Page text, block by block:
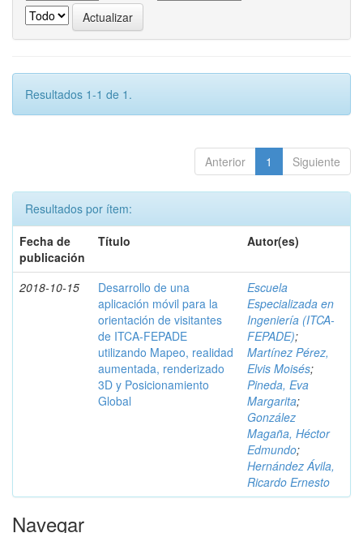
Resultados 1-1 de 1.
Anterior 1 Siguiente
Resultados por ítem:
Fecha de
publicación
Título Autor(es)
2018-10-15
Desarrollo de una
aplicación móvil para la
orientación de visitantes
de ITCA-FEPADE
utilizando Mapeo, realidad
aumentada, renderizado
3D y Posicionamiento
Global
Escuela
Especializada en
Ingeniería (ITCA-
FEPADE);
Martínez Pérez,
Elvis Moisés;
Pineda, Eva
Margarita;
González
Magaña, Héctor
Edmundo;
Hernández Ávila,
Ricardo Ernesto
Navegar